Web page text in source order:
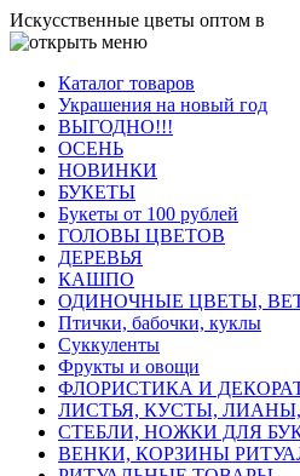
Искусственные цветы оптом в
Каталог товаров
Украшения на новый год
ВЫГОДНО!!!
ОСЕНЬ
НОВИНКИ
БУКЕТЫ
Букеты от 100 рублей
ГОЛОВЫ ЦВЕТОВ
ДЕРЕВЬЯ
КАШПО
ОДИНОЧНЫЕ ЦВЕТЫ,
Птички, бабочки, куклы
Суккуленты
Фрукты и овощи
ФЛОРИСТИКА И
ЛИСТЬЯ, КУСТЫ,
СТЕБЛИ, НОЖКИ ДЛЯ
ВЕНКИ, КОРЗИНЫ